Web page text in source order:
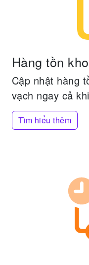
Hàng tồn kho
Cập nhật hàng
vạch ngay cả
Tìm hiểu thêm